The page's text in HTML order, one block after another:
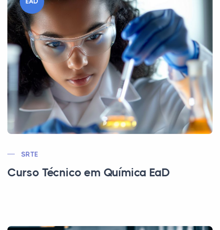
SRTE
Curso Técnico em Química EaD